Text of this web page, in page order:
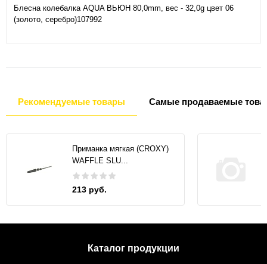
Блесна колебалка AQUA ВЬЮН 80,0mm, вес - 32,0g цвет 06
(золото, серебро)107992
Рекомендуемые товары Самые продаваемые
Приманка мягкая (CROXY)
WAFFLE SLU...
213 руб.
Каталог продукции